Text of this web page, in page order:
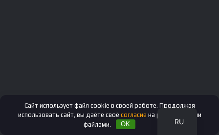
RU
EN
Сайт использует файл cookie в своей работе. Продолжая
использовать сайт, вы даёте своё согласие на работу с этими
файлами.
OK